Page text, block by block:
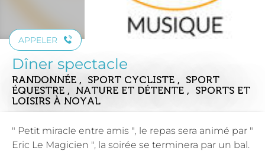
APPELER
Dîner spectacle
RANDONNÉE , SPORT CYCLISTE , SPORT
ÉQUESTRE , NATURE ET DÉTENTE , SPORTS ET
LOISIRS À NOYAL
" Petit miracle entre amis ", le repas sera animé par "
Eric Le Magicien ", la soirée se terminera par un bal.